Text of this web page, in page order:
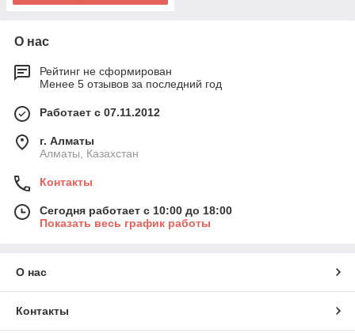
О нас
Рейтинг не сформирован
Менее 5 отзывов за последний год
Работает с 07.11.2012
г. Алматы
Алматы, Казахстан
Контакты
Сегодня работает с 10:00 до 18:00
Показать весь график работы
О нас
Контакты